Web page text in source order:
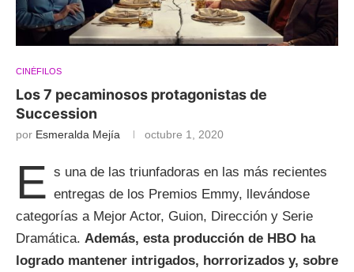
CINÉFILOS
Los 7 pecaminosos protagonistas de
Succession
por Esmeralda Mejía octubre 1, 2020
E s una de las triunfadoras en las más recientes
entregas de los Premios Emmy, llevándose
categorías a Mejor Actor, Guion, Dirección y Serie
Dramática. Además, esta producción de HBO ha
logrado mantener intrigados, horrorizados y, sobre